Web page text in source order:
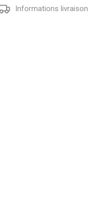
Informations livraison